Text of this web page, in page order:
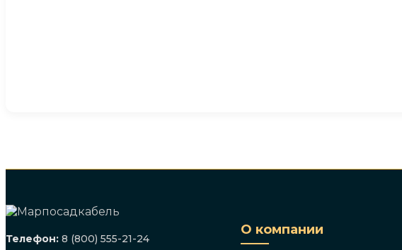
Телефон: 8 (800) 555-21-24
О компании